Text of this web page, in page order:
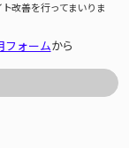
改善を行ってまいりま
フォームから